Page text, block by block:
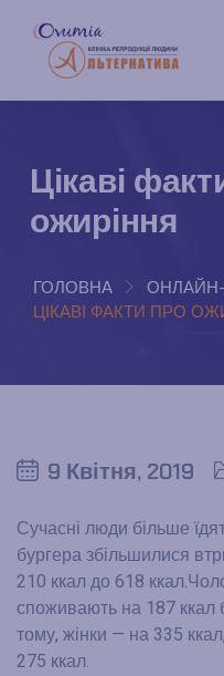
Цікаві
ожиріння
ГОЛОВНА
ЦІКАВІ ФАКТИ ПРО
9 Квітня, 2019
Сучасні люди більше
бургера збільшилися
210 ккал до 618
споживають на 187 ккал
тому, жінки — на 335
275 ккал.